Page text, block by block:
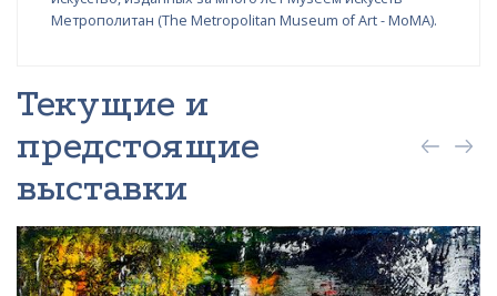
Метрополитан (The Metropolitan Museum of Art - MoMA).
Текущие и
предстоящие
выставки